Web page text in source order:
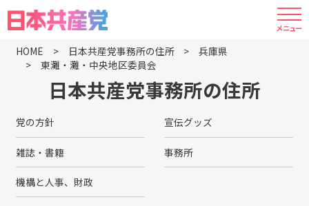
HOME 日本共産党事務所の住所
兵庫県
東灘・灘・中央地区委員会
日本共産党事務所の住所
党の方針 宣伝グッズ
雑誌・書籍 事務所
機構と人事、財政